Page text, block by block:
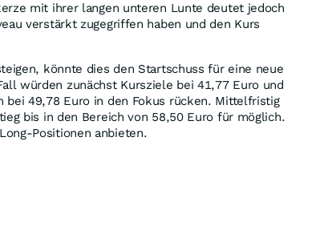
mit ihrer langen unteren Lunte deutet jedoch
verstärkt zugegriffen haben und den Kurs
könnte dies den Startschuss für eine neue
würden zunächst Kursziele bei 41,77 Euro und
bei 49,78 Euro in den Fokus rücken. Mittelfristig
bis in den Bereich von 58,50 Euro für möglich.
Positionen anbieten.